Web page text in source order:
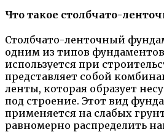
Что такое столбчато-
Столбчато-ленточный
одним из типов
используется при
представляет собой
ленты, которая образует
под строение. Этот вид
применяется на слабых
равномерно распределить